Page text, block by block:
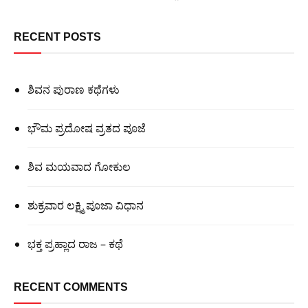
RECENT POSTS
ಶಿವನ ಪುರಾಣ ಕಥೆಗಳು
ಭೌಮ ಪ್ರದೋಷ ವ್ರತದ ಪೂಜೆ
ಶಿವ ಮಯವಾದ ಗೋಕುಲ
ಶುಕ್ರವಾರ ಲಕ್ಷ್ಮಿ ಪೂಜಾ ವಿಧಾನ
ಭಕ್ತ ಪ್ರಹ್ಲಾದ ರಾಜ – ಕಥೆ
RECENT COMMENTS